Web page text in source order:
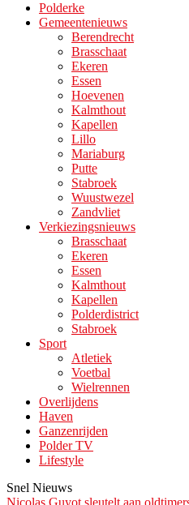
Polderke
Gemeentenieuws
Berendrecht
Brasschaat
Ekeren
Essen
Hoevenen
Kalmthout
Kapellen
Lillo
Mariaburg
Putte
Stabroek
Wuustwezel
Zandvliet
Verkiezingsnieuws
Brasschaat
Ekeren
Essen
Kalmthout
Kapellen
Polderdistrict
Stabroek
Sport
Atletiek
Voetbal
Wielrennen
Overlijdens
Haven
Ganzenrijden
Polder TV
Lifestyle
Snel Nieuws
Nicolas Guyot sleutelt aan